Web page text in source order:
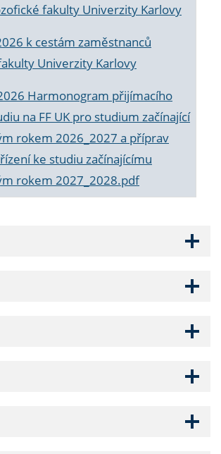
fakulty Univerzity Karlovy
k cestám zaměstnanců
Univerzity Karlovy
Harmonogram přijímacího
na FF UK pro studium začínající
rokem 2026_2027 a příprav
ke studiu začínajícímu
rokem 2027_2028.pdf